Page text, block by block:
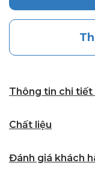
Thông tin chi tiết
Chất liệu
Đánh giá khách